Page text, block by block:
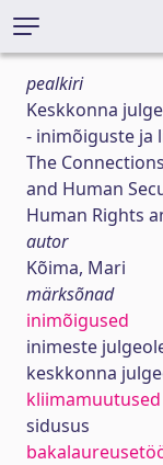
pealkiri
Keskkonna
- inimõiguste ja
The
and Human
Human Rights
autor
Kõima, Mari
märksõnad
inimõigused
inimeste
keskkonna
kliimamuutused
sidusus